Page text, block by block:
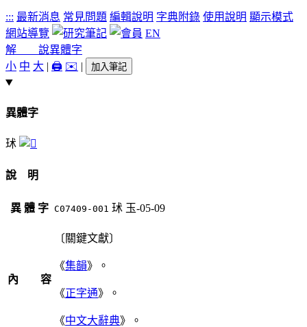
::: 最新消息 常見問題 編輯說明 字典附錄 使用說明 顯示模式
網站導覽
EN
解 說異體字
小 中 大 | 🖨️ ✉️ | 加入筆記
異體字
㺷
說 明
異 體 字 C07409-001 㺷 玉-05-09
內 容
〔關鍵文獻〕
《集韻》。
《正字通》。
《中文大辭典》。